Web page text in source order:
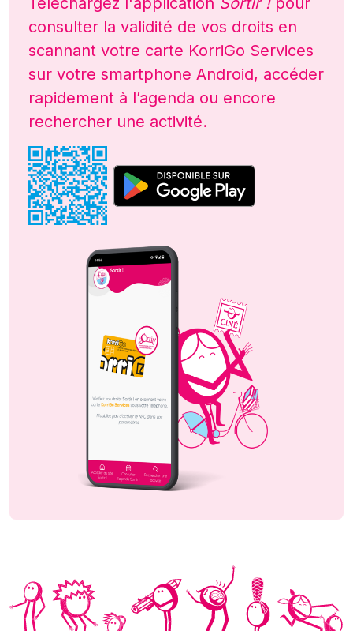
consulter la validité de vos droits en
scannant votre carte KorriGo Services
sur votre smartphone Android, accéder
rapidement à l’agenda ou encore
rechercher une activité.